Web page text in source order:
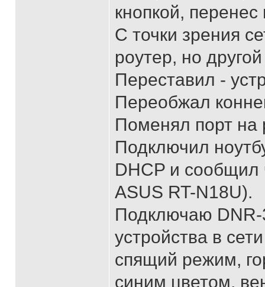
кнопкой,
С точки зрения
роутер, но
Переставил -
Переобжал
Поменял порт на
Подключил
DHCP и сообщил
ASUS RT-N18U).
Подключаю DNR-
устройства в
спящий режим,
синим цветом,